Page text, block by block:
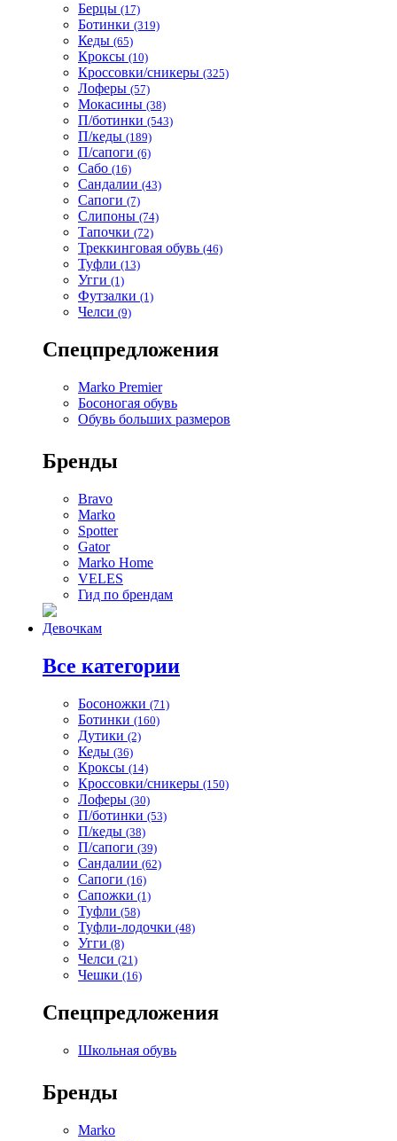
Берцы (17)
Ботинки (319)
Кеды (65)
Кроксы (10)
Кроссовки/сникеры (325)
Лоферы (57)
Мокасины (38)
П/ботинки (543)
П/кеды (189)
П/сапоги (6)
Сабо (16)
Сандалии (43)
Сапоги (7)
Слипоны (74)
Тапочки (72)
Треккинговая обувь (46)
Туфли (13)
Угги (1)
Футзалки (1)
Челси (9)
Спецпредложения
Marko Premier
Босоногая обувь
Обувь больших размеров
Бренды
Bravo
Marko
Spotter
Gator
Marko Home
VELES
Гид по брендам
Девочкам
Все категории
Босоножки (71)
Ботинки (160)
Дутики (2)
Кеды (36)
Кроксы (14)
Кроссовки/сникеры (150)
Лоферы (30)
П/ботинки (53)
П/кеды (38)
П/сапоги (39)
Сандалии (62)
Сапоги (16)
Сапожки (1)
Туфли (58)
Туфли-лодочки (48)
Угги (8)
Челси (21)
Чешки (16)
Спецпредложения
Школьная обувь
Бренды
Marko